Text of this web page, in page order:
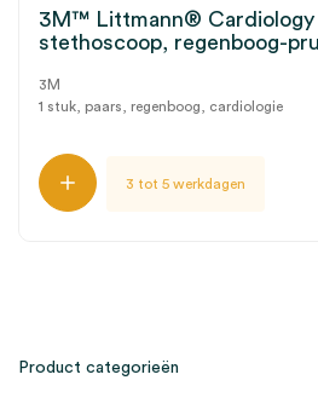
3M™ Littmann® Cardiology
stethoscoop, regenboog-
3M
1 stuk, paars, regenboog, cardiologie
3 tot 5 werkdagen
Product categorieën